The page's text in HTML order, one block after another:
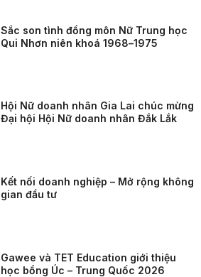
Sắc son tình đồng môn Nữ Trung học
Qui Nhơn niên khoá 1968–1975
Hội Nữ doanh nhân Gia Lai chúc mừng
Đại hội Hội Nữ doanh nhân Đắk Lắk
Kết nối doanh nghiệp – Mở rộng không
gian đầu tư
Gawee và TET Education giới thiệu
học bổng Úc – Trung Quốc 2026